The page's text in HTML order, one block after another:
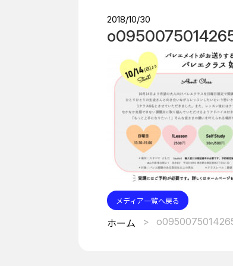
2018/10/30
メディア一覧へ戻る
ホーム